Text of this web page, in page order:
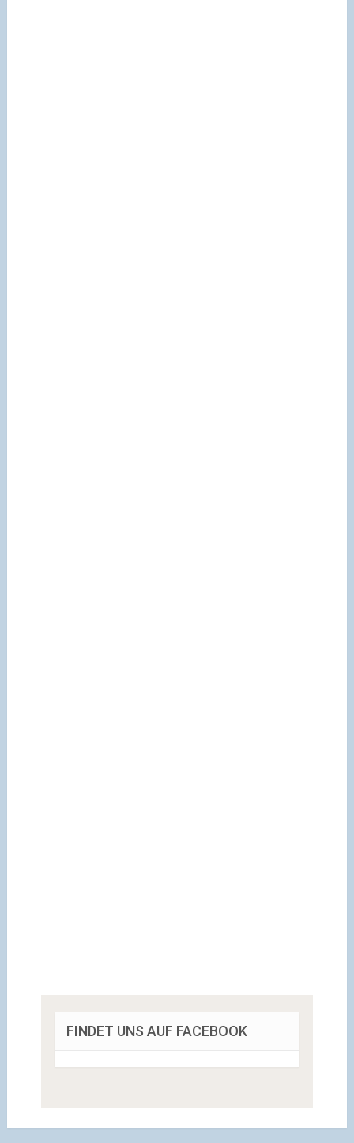
FINDET UNS AUF FACEBOOK